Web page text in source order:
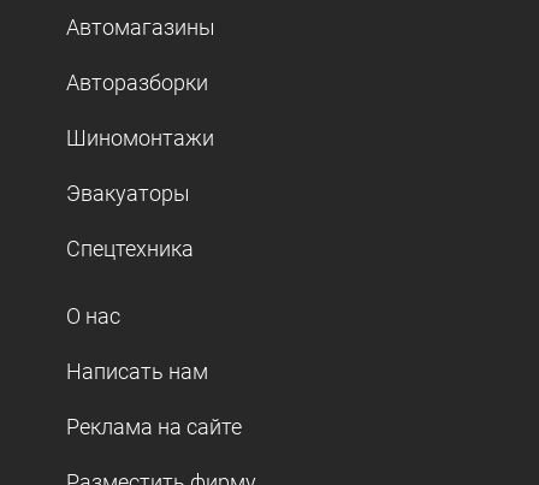
Автомагазины
Авторазборки
Шиномонтажи
Эвакуаторы
Спецтехника
О нас
Написать нам
Реклама на сайте